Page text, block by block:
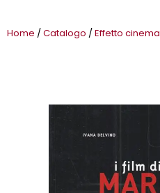
Home /Catalogo /Effetto cinema